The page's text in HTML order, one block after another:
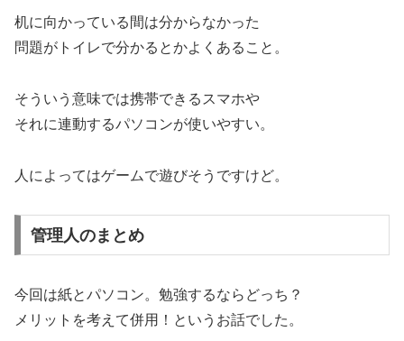
机に向かっている間は分からなかった
問題がトイレで分かるとかよくあること。
そういう意味では携帯できるスマホや
それに連動するパソコンが使いやすい。
人によってはゲームで遊びそうですけど。
管理人のまとめ
今回は紙とパソコン。勉強するならどっち？
メリットを考えて併用！というお話でした。